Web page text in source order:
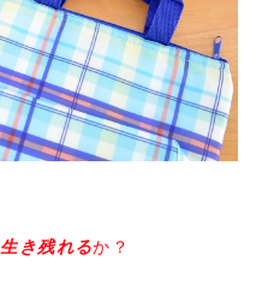
生き残れるか？